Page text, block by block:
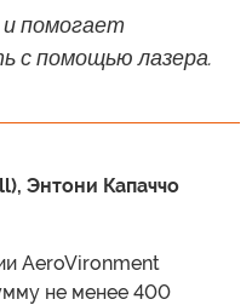
помогает
с помощью лазера.
Энтони Капаччо
AeroVironment
не менее 400